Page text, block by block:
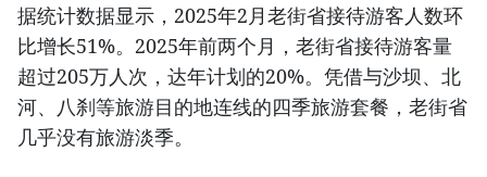
据统计数据显示，2025年2月老街省接待游客人数环
比增长51%。2025年前两个月，老街省接待游客量
超过205万人次，达年计划的20%。凭借与沙坝、北
河、八刹等旅游目的地连线的四季旅游套餐，老街省
几乎没有旅游淡季。